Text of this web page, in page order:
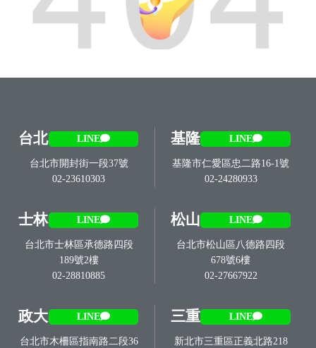
台北 LINE
台北市開封街一段37號
02-23610303
基隆 LINE
基隆市仁愛區忠二路16-1號
02-24280933
士林 LINE
台北市士林區承德路四段
189號2樓
02-28810885
松山 LINE
台北市松山區八德路四段
678號6樓
02-27667922
政大 LINE
台北市木柵區指南路二段36
三重 LINE
新北市三重區正義北路218